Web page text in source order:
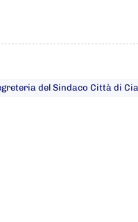
del Sindaco Città di